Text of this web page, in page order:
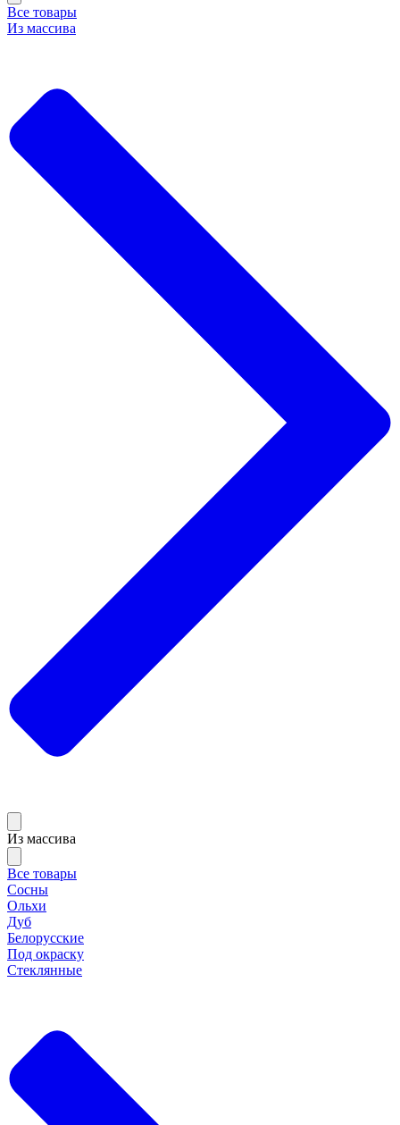
Все товары
Из массива
Из массива
Все товары
Сосны
Ольхи
Дуб
Белорусские
Под окраску
Стеклянные